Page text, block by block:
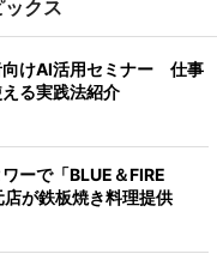
クス
向けAI活用セミナー 仕事
る実践法紹介
ーで「BLUE＆FIRE
が鉄板焼き料理提供